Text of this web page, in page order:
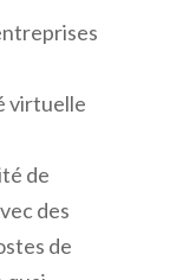
virtuelle
de
des
de